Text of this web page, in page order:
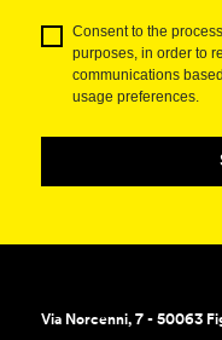
Consent to the
purposes, in order to
communications
usage preferences.
Via Norcenni, 7 - 50063